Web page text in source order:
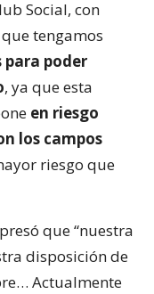
Social, con
tengamos
para poder
, ya que esta
en riesgo
los campos
riesgo que
que “nuestra
disposición de
Actualmente